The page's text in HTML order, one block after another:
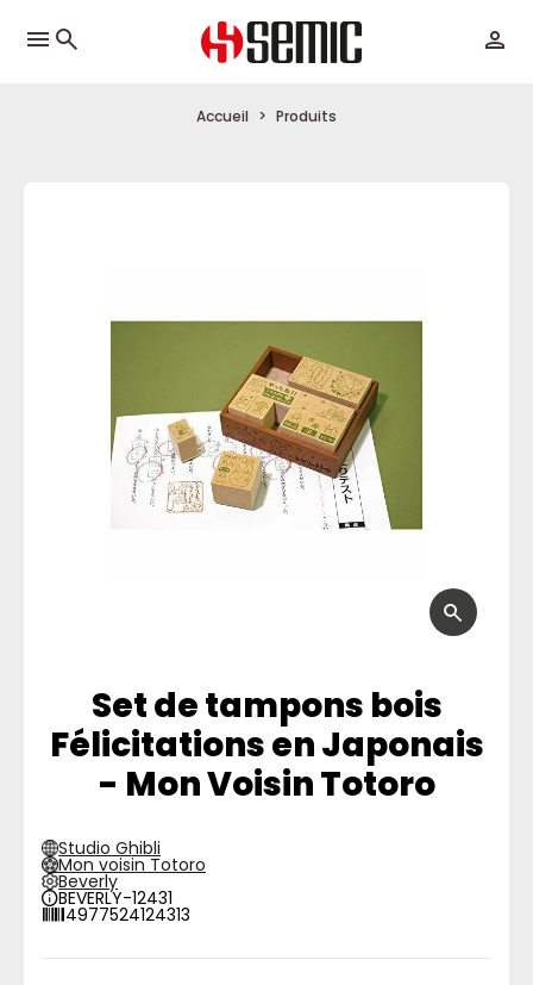
menu
Accueil Produits
Set de tampons bois
Félicitations en Japonais
- Mon Voisin Totoro
Studio Ghibli
Mon voisin Totoro
Beverly
BEVERLY-12431
4977524124313